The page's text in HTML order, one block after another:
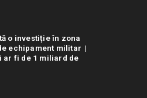
o investiție în zona
echipament militar |
fi de 1 miliard de